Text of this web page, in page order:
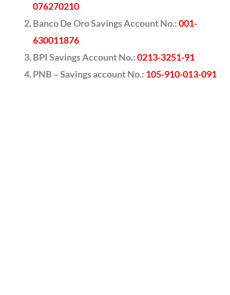
076270210
Banco De Oro Savings Account No.:001-
630011876
BPI Savings Account No.:0213-3251-91
PNB – Savings account No.: 105-910-013-091